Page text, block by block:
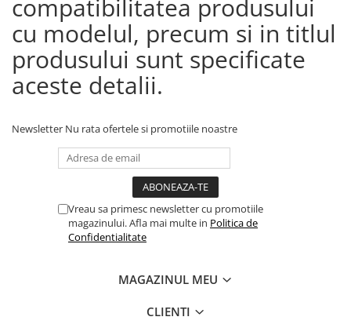
compatibilitatea produsului
cu modelul, precum si in titlul
produsului sunt specificate
aceste detalii.
Newsletter Nu rata ofertele si promotiile noastre
Vreau sa primesc newsletter cu promotiile
magazinului. Afla mai multe in Politica de
Confidentialitate
MAGAZINUL MEU
CLIENTI